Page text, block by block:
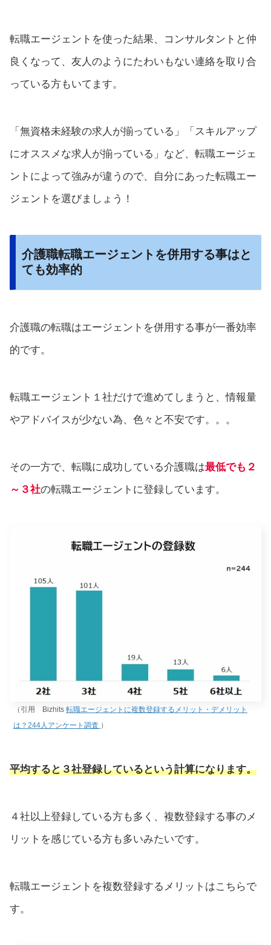
転職エージェントを使った結果、コンサルタントと仲
良くなって、友人のようにたわいもない連絡を取り合
っている方もいてます。
「無資格未経験の求人が揃っている」「スキルアップ
にオススメな求人が揃っている」など、転職エージェ
ントによって強みが違うので、自分にあった転職エー
ジェントを選びましょう！
介護職転職エージェントを併用する事はと
ても効率的
介護職の転職はエージェントを併用する事が一番効率
的です。
転職エージェント１社だけで進めてしまうと、情報量
やアドバイスが少ない為、色々と不安です。。。
その一方で、転職に成功している介護職は最低でも２
～３社の転職エージェントに登録しています。
（引用 Bizhits 転職エージェントに複数登録するメリット・デメリット
は？244人アンケート調査 ）
平均すると３社登録しているという計算になります。
４社以上登録している方も多く、複数登録する事のメ
リットを感じている方も多いみたいです。
転職エージェントを複数登録するメリットはこちらで
す。